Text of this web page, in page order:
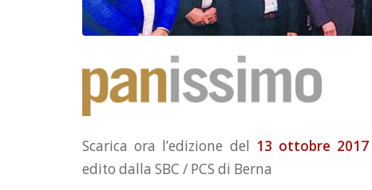
Scarica ora l’edizione del 13 ottobre 2017
edito dalla SBC / PCS di Berna